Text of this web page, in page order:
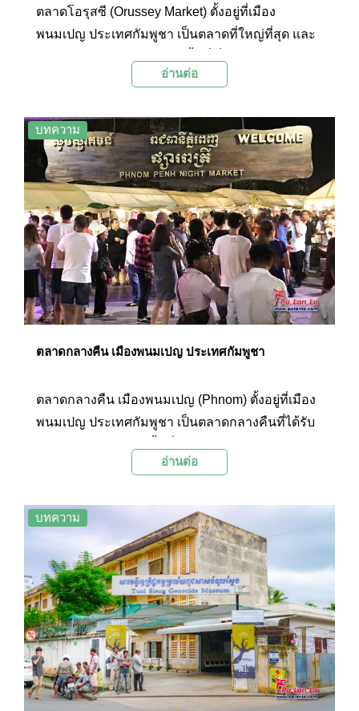
ตลาดโอรุสซี (Orussey Market) ตั้งอยู่ที่เมือง
พนมเปญ ประเทศกัมพูชา เป็นตลาดที่ใหญ่ที่สุด และ
ถึงนักท่องเที่ยวที่นิยมการเดินตามหาสินค้าในตลาด
วางขายนั้นมีมากมายหลากหลายประเภท แต่ด้วย
พื้นที่กว้างขวางซับซ้อน ทำให้ต้องใช้เวลาในการเดิน
หาสินค้าที่ต้องการ จึงไม่เหมาะต่อการซื้อแบบเร่งรีบ
หรือต้องการมาซื้อแค่ของฝากเท่านั้น
อ่านต่อ
บทความ
ตลาดกลางคืน เมืองพนมเปญ ประเทศกัมพูชา
ตลาดกลางคืน เมืองพนมเปญ (Phnom) ตั้งอยู่ที่เมือง
พนมเปญ ประเทศกัมพูชา เป็นตลาดกลางคืนที่ได้รับ
สินค้าหลากหลายประเภท และร้านอาหารมากมาย
สินค้า หรือต้องการรับประทานอาหารในบรรยากาศ
สบาย เพราะภายในตลาดนั้น นอกจากพื้นที่ร้านค้า
แล้ว ยังมีพื้นที่สำหรับนั่งพักไว้คอยบริการ ทั้งแบบโต๊ะ
เก้าอี้นั่ง และแบบปูเสื่อนั่งกับพื้นอีกด้วย
อ่านต่อ
บทความ